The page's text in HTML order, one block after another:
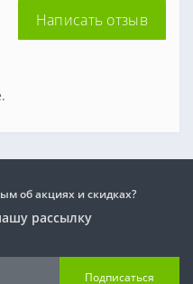
Написать отзыв
об акциях и скидках?
рассылку
Подписаться